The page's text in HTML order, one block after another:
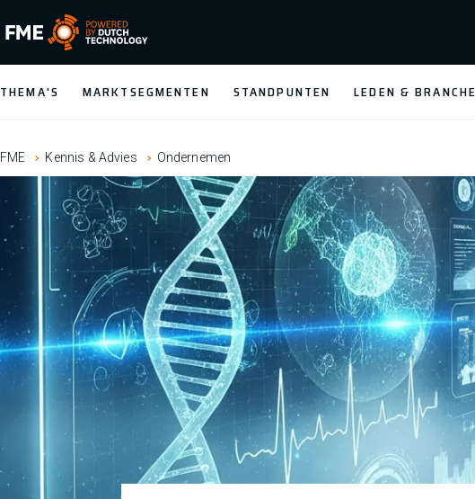
FME Logo, to the homepage
THEMA'S MARKTSEGMENTEN STANDPUNTEN LEDEN &
FME Kennis & Advies Ondernemen